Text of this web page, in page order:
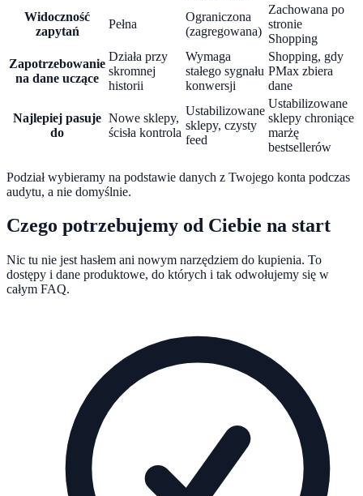
Widoczność
zapytań
Pełna
Ograniczona
(zagregowana)
Zachowana po
stronie
Shopping
Zapotrzebowanie
na dane uczące
Działa przy
skromnej
historii
Wymaga
stałego sygnału
konwersji
Shopping, gdy
PMax zbiera
dane
Najlepiej pasuje
do
Nowe sklepy,
ścisła kontrola
Ustabilizowane
sklepy, czysty
feed
Ustabilizowane
sklepy chroniące
marżę
bestsellerów
Podział wybieramy na podstawie danych z Twojego konta podczas
audytu, a nie domyślnie.
Czego potrzebujemy od Ciebie na start
Nic tu nie jest hasłem ani nowym narzędziem do kupienia. To
dostępy i dane produktowe, do których i tak odwołujemy się w
całym FAQ.